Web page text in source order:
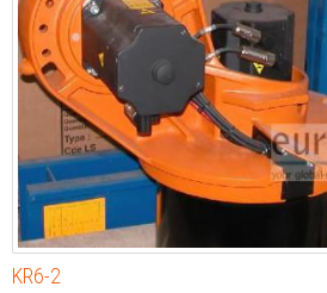
KR6-2